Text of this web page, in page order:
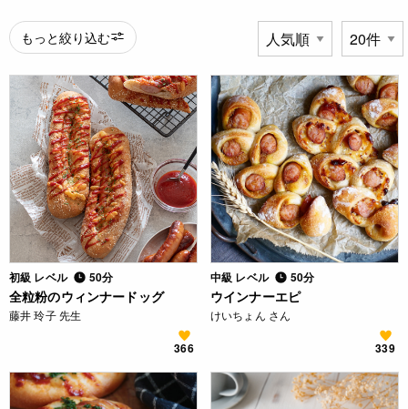
もっと絞り込む
初級 レベル 50分
全粒粉のウィンナードッグ
藤井 玲子 先生
366
中級 レベル 50分
ウインナーエピ
けいちょん さん
339